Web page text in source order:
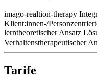
imago-realtion-therapy
Klient:innen-/
lerntheoretischer Ansatz
Verhaltenstherapeutischer
Tarife